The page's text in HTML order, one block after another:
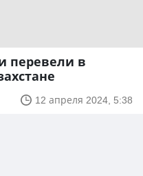
перевели в
12 апреля 2024, 5:38